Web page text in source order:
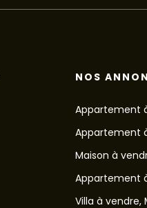
NOS
Appartement
Appartement
Maison à
Appartement
Villa à vendre,